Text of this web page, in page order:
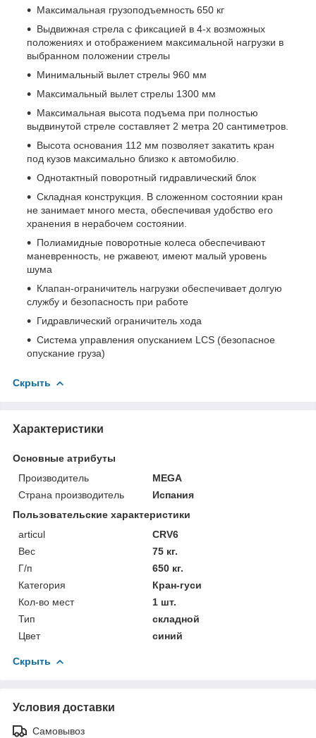
Максимальная грузоподъемность 650 кг
Выдвижная стрела с фиксацией в 4-х возможных
положениях и отображением максимальной нагрузки в
выбранном положении стрелы
Минимальный вылет стрелы 960 мм
Максимальный вылет стрелы 1300 мм
Максимальная высота подъема при полностью
выдвинутой стреле составляет 2 метра 20 сантиметров.
Высота основания 112 мм позволяет закатить кран
под кузов максимально близко к автомобилю.
Однотактный поворотный гидравлический блок
Складная конструкция. В сложенном состоянии кран
не занимает много места, обеспечивая удобство его
хранения в нерабочем состоянии.
Полиамидные поворотные колеса обеспечивают
маневренность, не ржавеют, имеют малый уровень
шума
Клапан-ограничитель нагрузки обеспечивает долгую
службу и безопасность при работе
Гидравлический ограничитель хода
Система управления опусканием LCS (безопасное
опускание груза)
Скрыть
Характеристики
Основные атрибуты
Производитель
MEGA
Страна производитель
Испания
Пользовательские характеристики
articul
CRV6
Вес
75 кг.
Г/п
650 кг.
Категория
Кран-гуси
Кол-во мест
1 шт.
Тип
складной
Цвет
синий
Скрыть
Условия доставки
Самовывоз